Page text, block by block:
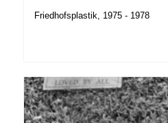
Friedhofsplastik, 1975 - 1978